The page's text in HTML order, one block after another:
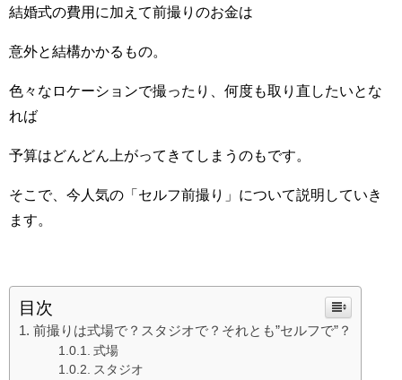
結婚式の費用に加えて前撮りのお金は
意外と結構かかるもの。
色々なロケーションで撮ったり、何度も取り直したいとな
れば
予算はどんどん上がってきてしまうのもです。
そこで、今人気の「セルフ前撮り」について説明していき
ます。
目次
前撮りは式場で？スタジオで？それとも”セルフで”？
式場
スタジオ